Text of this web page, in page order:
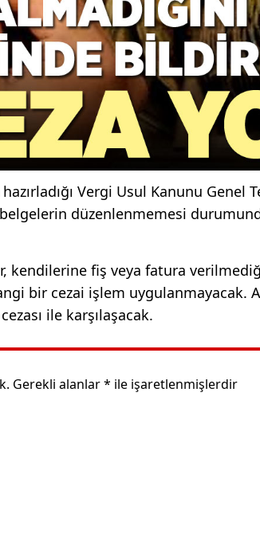
hazırladığı Vergi Usul Kanunu
düzenlenmemesi
kendilerine fiş veya fatura
bir cezai işlem uygulanmayacak.
ile karşılaşacak.
Gerekli alanlar* ile işaretlenmişlerdir